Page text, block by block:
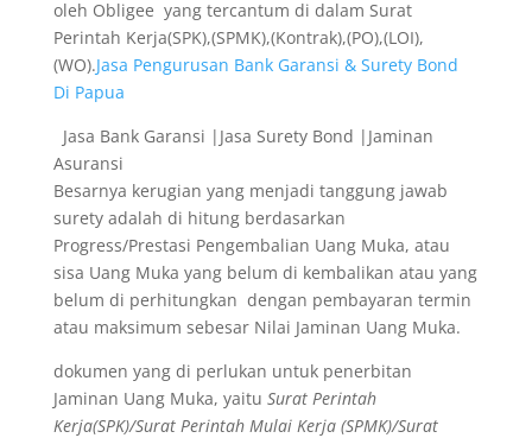
oleh Obligee yang tercantum di dalam Surat
Perintah Kerja(SPK),(SPMK),(Kontrak),(PO),(LOI),
(WO).Jasa Pengurusan Bank Garansi & Surety Bond
Di Papua
Jasa Bank Garansi |Jasa Surety Bond |Jaminan
Asuransi
Besarnya kerugian yang menjadi tanggung jawab
surety adalah di hitung berdasarkan
Progress/Prestasi Pengembalian Uang Muka, atau
sisa Uang Muka yang belum di kembalikan atau yang
belum di perhitungkan dengan pembayaran termin
atau maksimum sebesar Nilai Jaminan Uang Muka.
dokumen yang di perlukan untuk penerbitan
Jaminan Uang Muka, yaitu Surat Perintah
Kerja(SPK)/Surat Perintah Mulai Kerja (SPMK)/Surat